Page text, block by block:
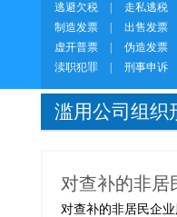
逃避欠税
走私逃税
制造发票
出售发票
虚开普票
伪造发票
渎职犯罪
刑事申诉
滥用公司组织
对查补的非居
对查补的非居民企